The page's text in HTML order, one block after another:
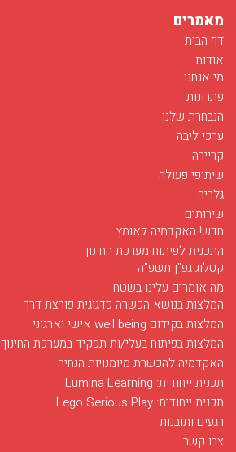
מאמרים
דף הבית
אודות
מי אנחנו
פתרונות
הנבחרת שלנו
ערכי ליבה
קריירה
שיתופי פעולה
גלריה
שירותים
חדש! האקדמיה לאומץ
התכנית לפיתוח מערכת החינוך
קטלוג גפ"ן תשפ"ה
מה אומרים עלינו בשטח
המלצות בנושא הכשרה פדגוגית פורצת דרך
המלצות בקידום well being אישי וארגוני
המלצות בפיתוח בעלי/ות תפקיד במערכת החינוך
האקדמיה להכשרת מיומנויות הנחיה
תכנית ייחודית: Lumina Learning
תכנית ייחודית: Lego Serious Play
רגעים ותובנות
צרו קשר